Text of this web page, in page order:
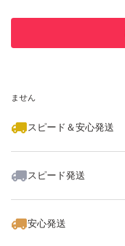
ません
スピード＆安心発送
スピード発送
安心発送